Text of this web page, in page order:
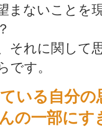
まないことを
それに関して
です。
いる自分
の一部にす